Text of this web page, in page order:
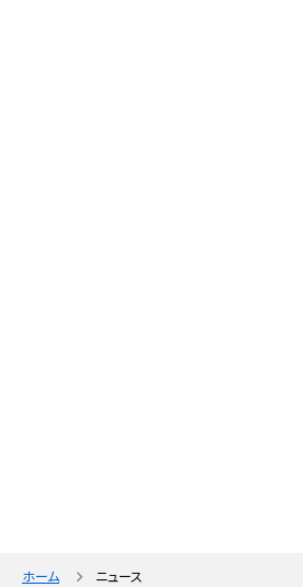
ホーム ニュース